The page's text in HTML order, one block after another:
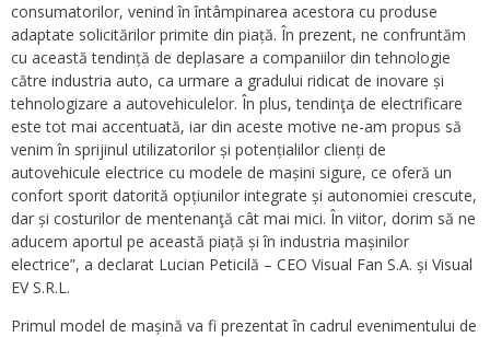
consumatorilor, venind în întâmpinarea acestora cu produse
adaptate solicitărilor primite din piață. În prezent, ne confruntăm
cu această tendință de deplasare a companiilor din tehnologie
către industria auto, ca urmare a gradului ridicat de inovare și
tehnologizare a autovehiculelor. În plus, tendinţa de electrificare
este tot mai accentuată, iar din aceste motive ne-am propus să
venim în sprijinul utilizatorilor și potențialilor clienți de
autovehicule electrice cu modele de mașini sigure, ce oferă un
confort sporit datorită opțiunilor integrate și autonomiei crescute,
dar și costurilor de mentenanţă cât mai mici. În viitor, dorim să ne
aducem aportul pe această piață și în industria mașinilor
electrice”, a declarat Lucian Peticilă – CEO Visual Fan S.A. și Visual
EV S.R.L.
Primul model de mașină va fi prezentat în cadrul evenimentului de